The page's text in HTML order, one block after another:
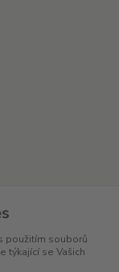
použitím souborů
týkající se Vašich